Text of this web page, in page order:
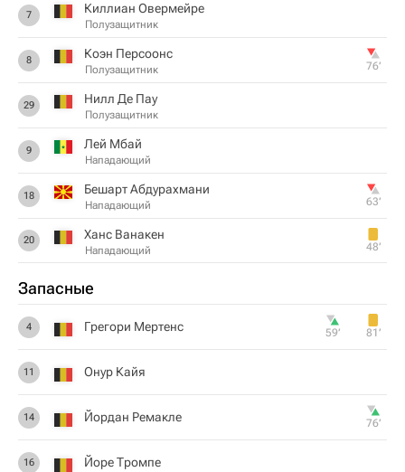
7 Киллиан Овермейре
Полузащитник
8 Коэн Персоонс
Полузащитник 76‎’‎
29 Нилл Де Пау
Полузащитник
9 Лей Мбай
Нападающий
18 Бешарт Абдурахмани
Нападающий 63‎’‎
20 Ханс Ванакен
Нападающий 48‎’‎
Запасные
4 Грегори Мертенс 59‎’‎ 81‎’‎
11 Онур Кайя
14 Йордан Ремакле 76‎’‎
16 Йоре Тромпе